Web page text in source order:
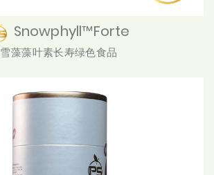
Snowphyll™Forte
雪藻藻叶素长寿绿色食品